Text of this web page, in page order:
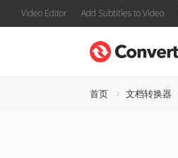
Video Editor Add Subtitles to Video
首页 文档转换器